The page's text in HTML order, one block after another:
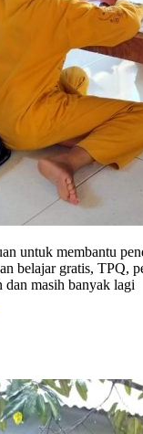
untuk membantu
belajar gratis, TPQ,
dan masih banyak lagi